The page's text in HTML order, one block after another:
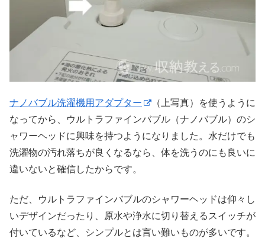
ナノバブル洗濯機用アダプター
（上写真）を使うように
なってから、ウルトラファインバブル（ナノバブル）のシ
ャワーヘッドに興味を持つようになりました。水だけでも
洗濯物の汚れ落ちが良くなるなら、体を洗うのにも良いに
違いないと確信したからです。
ただ、ウルトラファインバブルのシャワーヘッドは仰々し
いデザインだったり、原水や浄水に切り替えるスイッチが
付いているなど、シンプルとは言い難いものが多いです。